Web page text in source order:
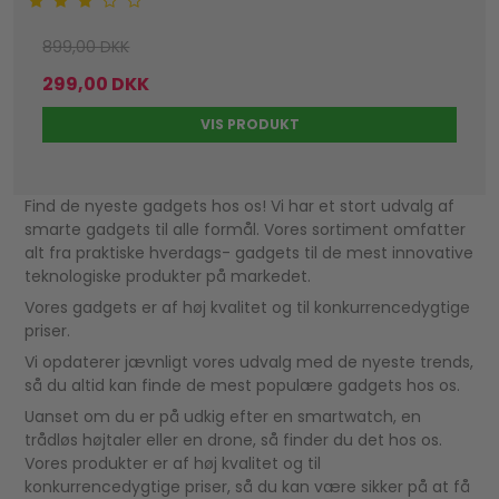
899,00 DKK
299,00 DKK
VIS PRODUKT
Find de nyeste gadgets hos os! Vi har et stort udvalg af
smarte gadgets til alle formål. Vores sortiment omfatter
alt fra praktiske hverdags- gadgets til de mest innovative
teknologiske produkter på markedet.
Vores gadgets er af høj kvalitet og til konkurrencedygtige
priser.
Vi opdaterer jævnligt vores udvalg med de nyeste trends,
så du altid kan finde de mest populære gadgets hos os.
Uanset om du er på udkig efter en smartwatch, en
trådløs højtaler eller en drone, så finder du det hos os.
Vores produkter er af høj kvalitet og til
konkurrencedygtige priser, så du kan være sikker på at få